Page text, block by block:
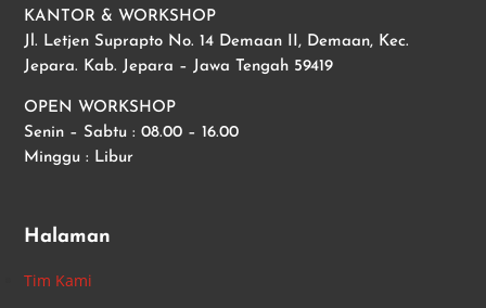
KANTOR & WORKSHOP
Jl. Letjen Suprapto No. 14 Demaan II, Demaan, Kec.
Jepara. Kab. Jepara – Jawa Tengah 59419
OPEN WORKSHOP
Senin – Sabtu : 08.00 – 16.00
Minggu : Libur
Halaman
Tim Kami